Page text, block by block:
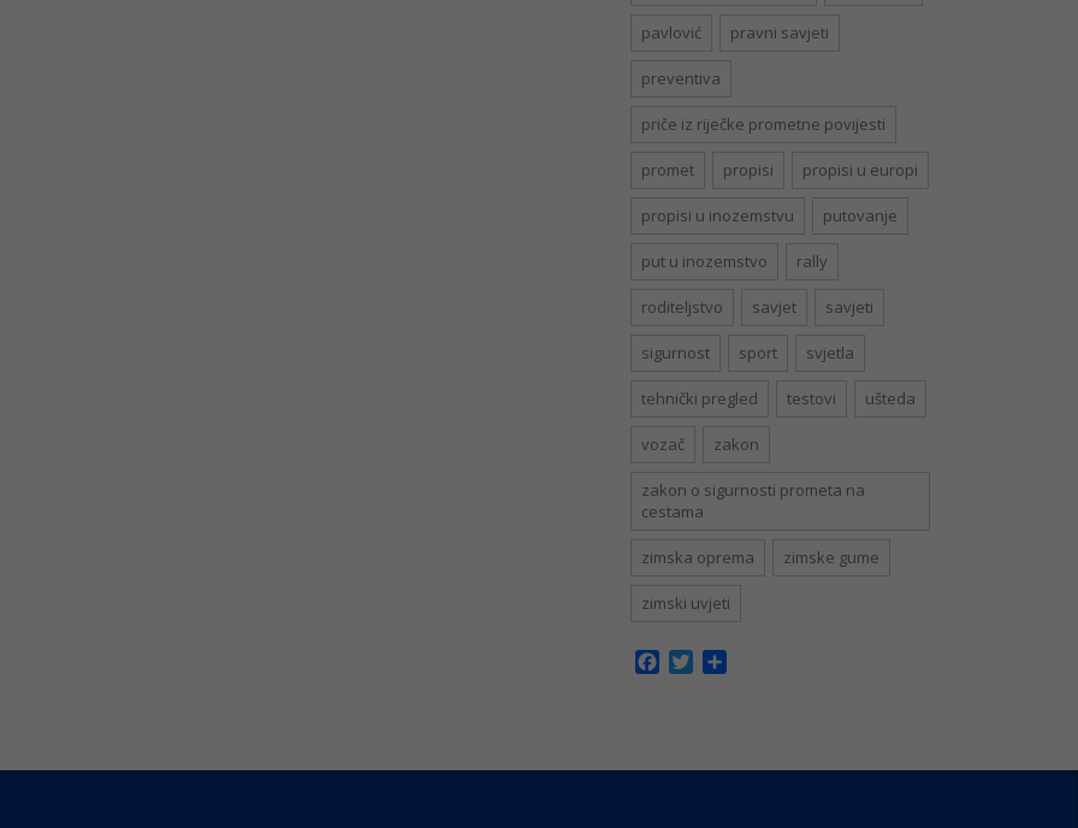
pavlović pravni savjeti
preventiva
priče iz riječke prometne povijesti
promet propisi propisi u europi
propisi u inozemstvu putovanje
put u inozemstvo rally
roditeljstvo savjet savjeti
sigurnost sport svjetla
tehnički pregled testovi ušteda
vozač zakon
zakon o sigurnosti prometa na
cestama
zimska oprema zimske gume
zimski uvjeti
Facebook
Twitter